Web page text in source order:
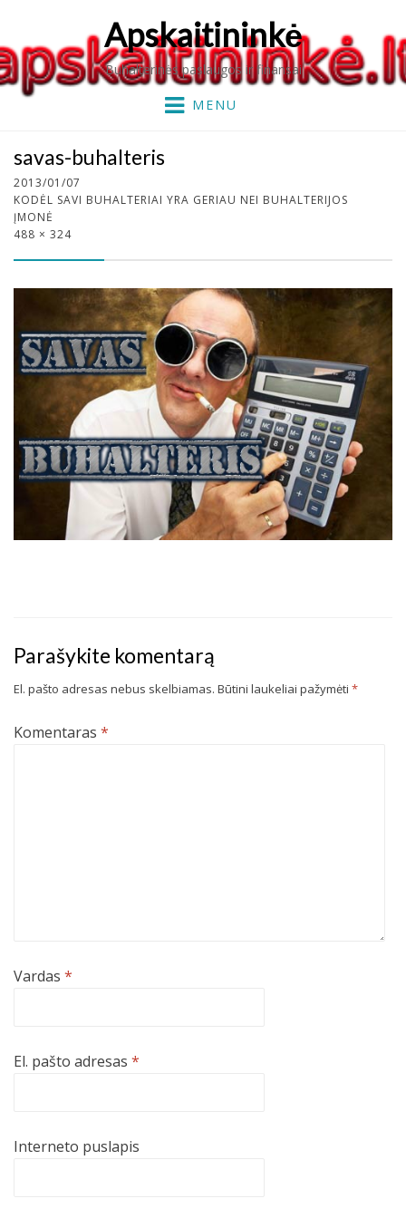
Apskaitininkė
Buhalterinės paslaugos ir finansai
MENU
savas-buhalteris
2013/01/07
KODĖL SAVI BUHALTERIAI YRA GERIAU NEI BUHALTERIJOS
ĮMONĖ
488 × 324
Parašykite komentarą
El. pašto adresas nebus skelbiamas. Būtini laukeliai pažymėti *
Komentaras *
Vardas *
El. pašto adresas *
Interneto puslapis